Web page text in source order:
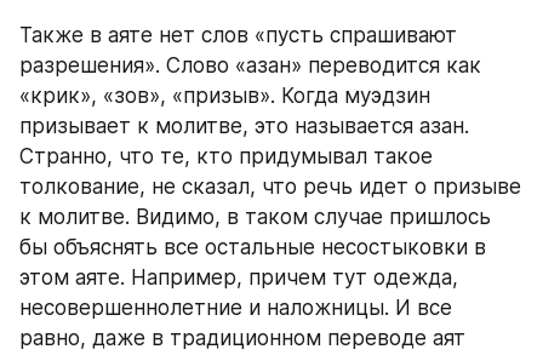
Также в аяте нет слов «пусть спрашивают
разрешения». Слово «азан» переводится как
«крик», «зов», «призыв». Когда муэдзин
призывает к молитве, это называется азан.
Странно, что те, кто придумывал такое
толкование, не сказал, что речь идет о призыве
к молитве. Видимо, в таком случае пришлось
бы объяснять все остальные несостыковки в
этом аяте. Например, причем тут одежда,
несовершеннолетние и наложницы. И все
равно, даже в традиционном переводе аят